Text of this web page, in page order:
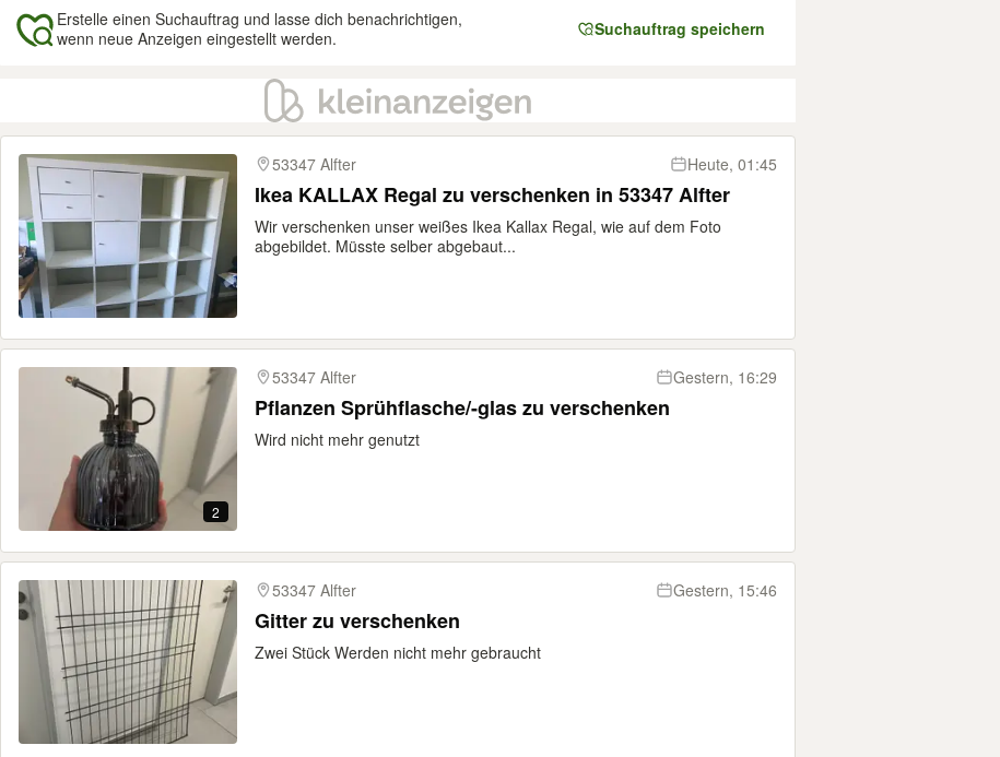
Erstelle einen Suchauftrag und lasse dich benachrichtigen,
wenn neue Anzeigen eingestellt werden.
Suchauftrag speichern
Ergebnisse
53347 Alfter
Heute, 01:45
Ikea KALLAX Regal zu verschenken in 53347 Alfter
Wir verschenken unser weißes Ikea Kallax Regal, wie auf dem Foto
abgebildet. Müsste selber abgebaut...
2
53347 Alfter Gestern, 16:29
Pflanzen Sprühflasche/-glas zu verschenken
Wird nicht mehr genutzt
53347 Alfter Gestern, 15:46
Gitter zu verschenken
Zwei Stück Werden nicht mehr gebraucht